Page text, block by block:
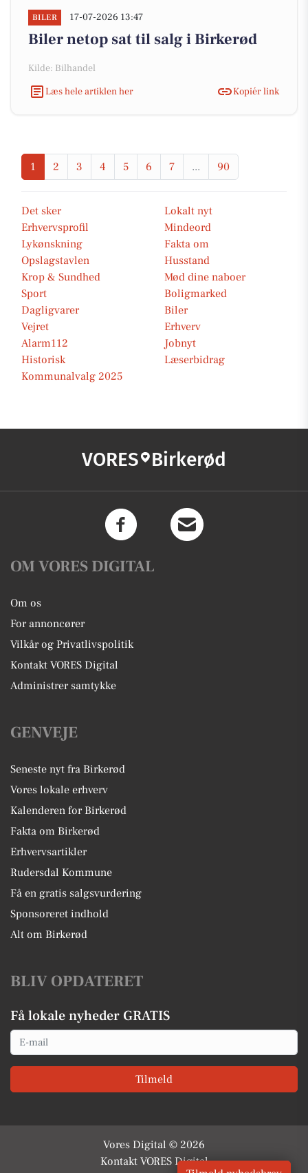
BILER 17-07-2026 13:47
Biler netop sat til salg i Birkerød
Kilde: Bilhandel
Læs hele artiklen her
Kopiér link
1 2 3 4 5 6 7 ... 90
Det sker
Lokalt nyt
Erhvervsprofil
Mindeord
Lykønskning
Fakta om
Opslagstavlen
Husstand
Krop & Sundhed
Mød dine naboer
Sport
Boligmarked
Dagligvarer
Biler
Vejret
Erhverv
Alarm112
Jobnyt
Historisk
Læserbidrag
Kommunalvalg 2025
VORES Birkerød
OM VORES DIGITAL
Om os
For annoncører
Vilkår og Privatlivspolitik
Kontakt VORES Digital
Administrer samtykke
GENVEJE
Seneste nyt fra Birkerød
Vores lokale erhverv
Kalenderen for Birkerød
Fakta om Birkerød
Erhvervsartikler
Rudersdal Kommune
Få en gratis salgsvurdering
Sponsoreret indhold
Alt om Birkerød
BLIV OPDATERET
Få lokale nyheder GRATIS
Email
Tilmeld
Vores Digital © 2026
Kontakt VORES Digital